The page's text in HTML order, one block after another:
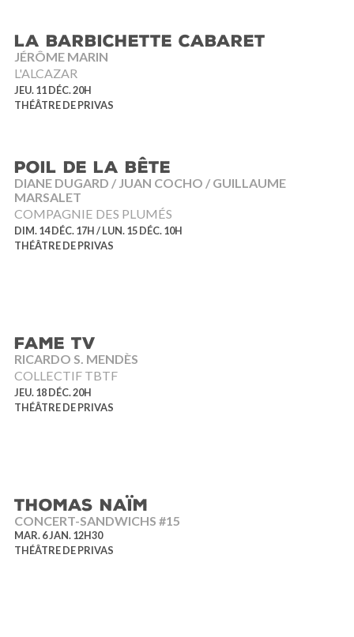
LA BARBICHETTE CABARET
JÉRÔME MARIN
L'ALCAZAR
JEU. 11 DÉC. 20H
THÉÂTRE DE PRIVAS
POIL DE LA BÊTE
DIANE DUGARD / JUAN COCHO / GUILLAUME
MARSALET
COMPAGNIE DES PLUMÉS
DIM. 14 DÉC. 17H / LUN. 15 DÉC. 10H
THÉÂTRE DE PRIVAS
FAME TV
RICARDO S. MENDÈS
COLLECTIF TBTF
JEU. 18 DÉC. 20H
THÉÂTRE DE PRIVAS
THOMAS NAÏM
CONCERT-SANDWICHS #15
MAR. 6 JAN. 12H30
THÉÂTRE DE PRIVAS